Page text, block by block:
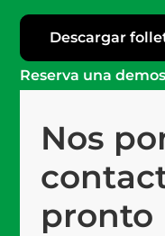
Descargar
Reserva una
Nos
pronto
Más de 120
Profesionales en
Software #1
Plataforma de